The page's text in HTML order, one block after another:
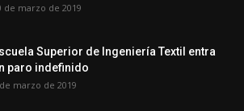
de marzo de 2019
Superior de Ingeniería Textil entra
paro indefinido
marzo de 2019